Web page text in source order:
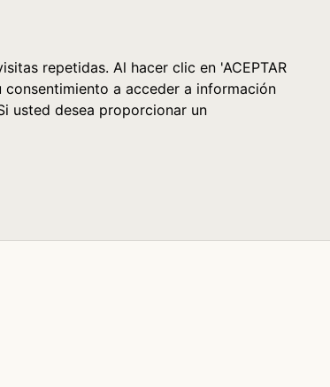
repetidas. Al hacer clic en 'ACEPTAR
consentimiento a acceder a información
usted desea proporcionar un